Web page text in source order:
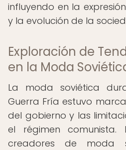
influyendo en la
y la evolución de la
Exploración de
en la Moda
La moda soviética
Guerra Fría estuvo
del gobierno y las
el régimen comunista.
creadores de moda